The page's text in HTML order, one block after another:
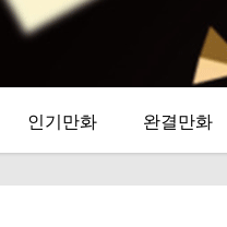
인기만화 완결만화